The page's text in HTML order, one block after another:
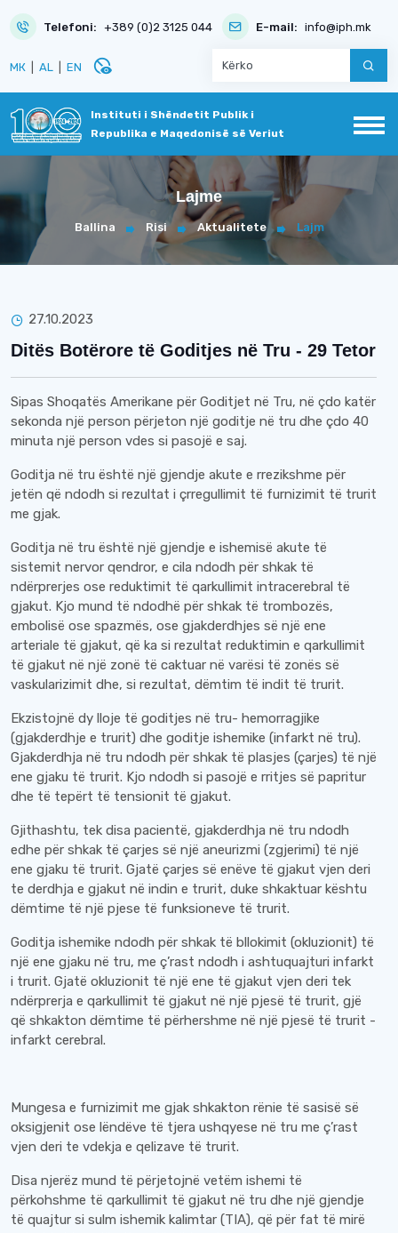
Telefoni: +389 (0)2 3125 044 E-mail: info@iph.mk
МК AL EN disabled_visible
Instituti i Shëndetit Publik i
Republika e Maqedonisë së Veriut
Lajme
Ballina Risi Aktualitete Lajm
27.10.2023
Ditës Botërore të Goditjes në Tru - 29 Tetor
Sipas Shoqatës Amerikane për Goditjet në Tru, në çdo katër
sekonda një person përjeton një goditje në tru dhe çdo 40
minuta një person vdes si pasojë e saj.
Goditja në tru është një gjendje akute e rrezikshme për
jetën që ndodh si rezultat i çrregullimit të furnizimit të trurit
me gjak.
Goditja në tru është një gjendje e ishemisë akute të
sistemit nervor qendror, e cila ndodh për shkak të
ndërprerjes ose reduktimit të qarkullimit intracerebral të
gjakut. Kjo mund të ndodhë për shkak të trombozës,
embolisë ose spazmës, ose gjakderdhjes së një ene
arteriale të gjakut, që ka si rezultat reduktimin e qarkullimit
të gjakut në një zonë të caktuar në varësi të zonës së
vaskularizimit dhe, si rezultat, dëmtim të indit të trurit.
Ekzistojnë dy lloje të goditjes në tru- hemorragjike
(gjakderdhje e trurit) dhe goditje ishemike (infarkt në tru).
Gjakderdhja në tru ndodh për shkak të plasjes (çarjes) të një
ene gjaku të trurit. Kjo ndodh si pasojë e rritjes së papritur
dhe të tepërt të tensionit të gjakut.
Gjithashtu, tek disa pacientë, gjakderdhja në tru ndodh
edhe për shkak të çarjes së një aneurizmi (zgjerimi) të një
ene gjaku të trurit. Gjatë çarjes së enëve të gjakut vjen deri
te derdhja e gjakut në indin e trurit, duke shkaktuar kështu
dëmtime të një pjese të funksioneve të trurit.
Goditja ishemike ndodh për shkak të bllokimit (okluzionit) të
një ene gjaku në tru, me ç’rast ndodh i ashtuquajturi infarkt
i trurit. Gjatë okluzionit të një ene të gjakut vjen deri tek
ndërprerja e qarkullimit të gjakut në një pjesë të trurit, gjë
që shkakton dëmtime të përhershme në një pjesë të trurit -
infarkt cerebral.
Mungesa e furnizimit me gjak shkakton rënie të sasisë së
oksigjenit ose lëndëve të tjera ushqyese në tru me ç’rast
vjen deri te vdekja e qelizave të trurit.
Disa njerëz mund të përjetojnë vetëm ishemi të
përkohshme të qarkullimit të gjakut në tru dhe një gjendje
të quajtur si sulm ishemik kalimtar (TIA), që për fat të mirë